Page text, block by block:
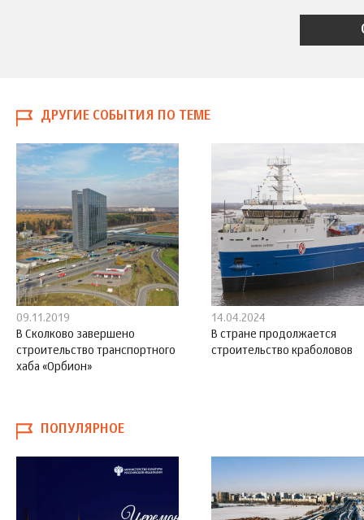
ДРУГИЕ СОБЫТИЯ ПО ТЕМЕ
09.11.2019
В Сколково завершено
строительство транспортного
хаба «Орбион»
14.04.2024
В стране продолжается
строительство краболовов
ПОПУЛЯРНОЕ